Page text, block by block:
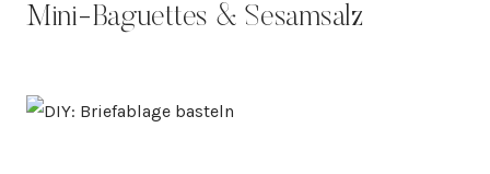
Mini-Baguettes & Sesamsalz